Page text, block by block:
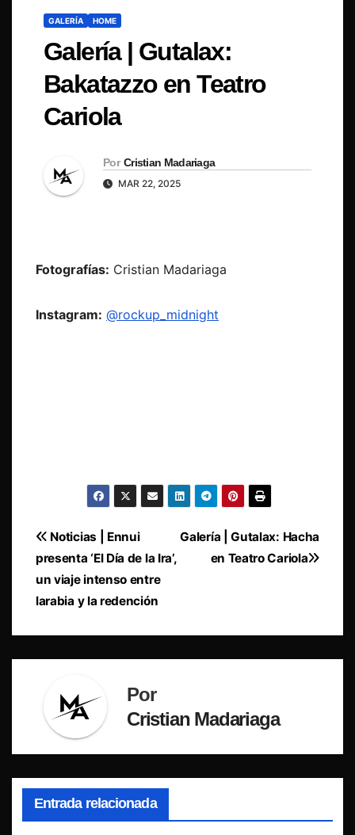
GALERÍA HOME
Galería | Gutalax:
Bakatazzo en Teatro
Cariola
Por Cristian Madariaga
MAR 22, 2025
Fotografías: Cristian Madariaga
Instagram: @rockup_midnight
Navegación
de
entradas
Galería | Gutalax: Hacha
en Teatro Cariola
Noticias | Ennui
presenta ‘El Día de la Ira’,
un viaje intenso entre
larabia y la redención
Por
Cristian Madariaga
Entrada relacionada